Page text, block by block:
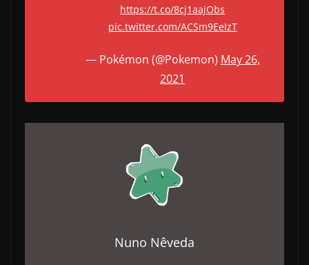
https://t.co/8cj1aajObs
pic.twitter.com/ACSm9EeIzT
— Pokémon (@Pokemon) May 26,
2021
Nuno Nêveda